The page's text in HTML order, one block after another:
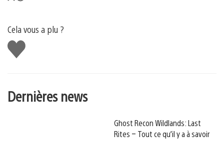
Cela vous a plu ?
J'aime
Dernières news
Ghost Recon Wildlands: Last
Rites – Tout ce qu’il y a à savoir